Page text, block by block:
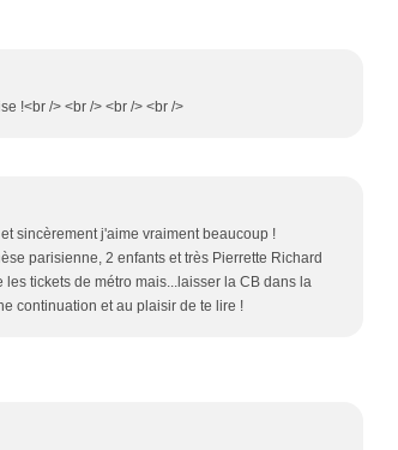
!<br /> <br /> <br /> <br />
sincèrement j'aime vraiment beaucoup !
parisienne, 2 enfants et très Pierrette Richard
tickets de métro mais...laisser la CB dans la
continuation et au plaisir de te lire !